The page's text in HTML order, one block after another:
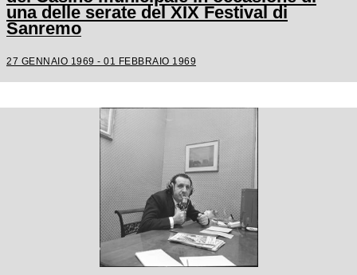
una delle serate del XIX Festival di
Sanremo
27 GENNAIO 1969 - 01 FEBBRAIO 1969